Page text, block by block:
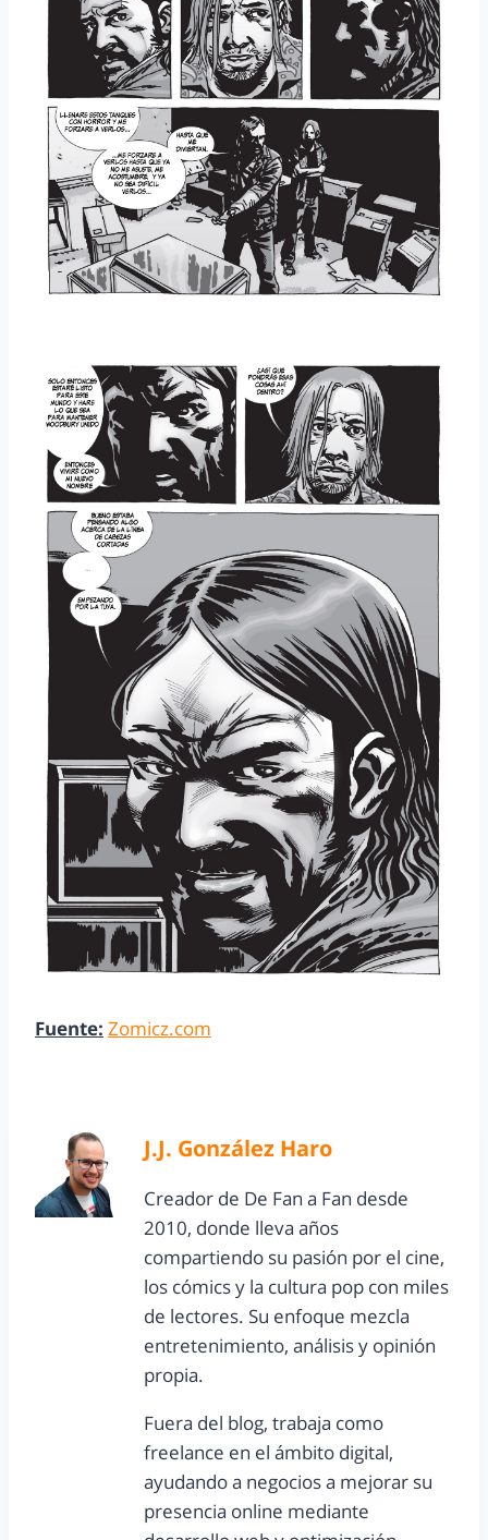
Fuente: Zomicz.com
J.J. González Haro
Creador de De Fan a Fan desde
2010, donde lleva años
compartiendo su pasión por el cine,
los cómics y la cultura pop con miles
de lectores. Su enfoque mezcla
entretenimiento, análisis y opinión
propia.
Fuera del blog, trabaja como
freelance en el ámbito digital,
ayudando a negocios a mejorar su
presencia online mediante